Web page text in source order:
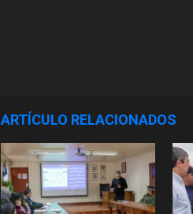
ARTÍCULO RELACIONADOS